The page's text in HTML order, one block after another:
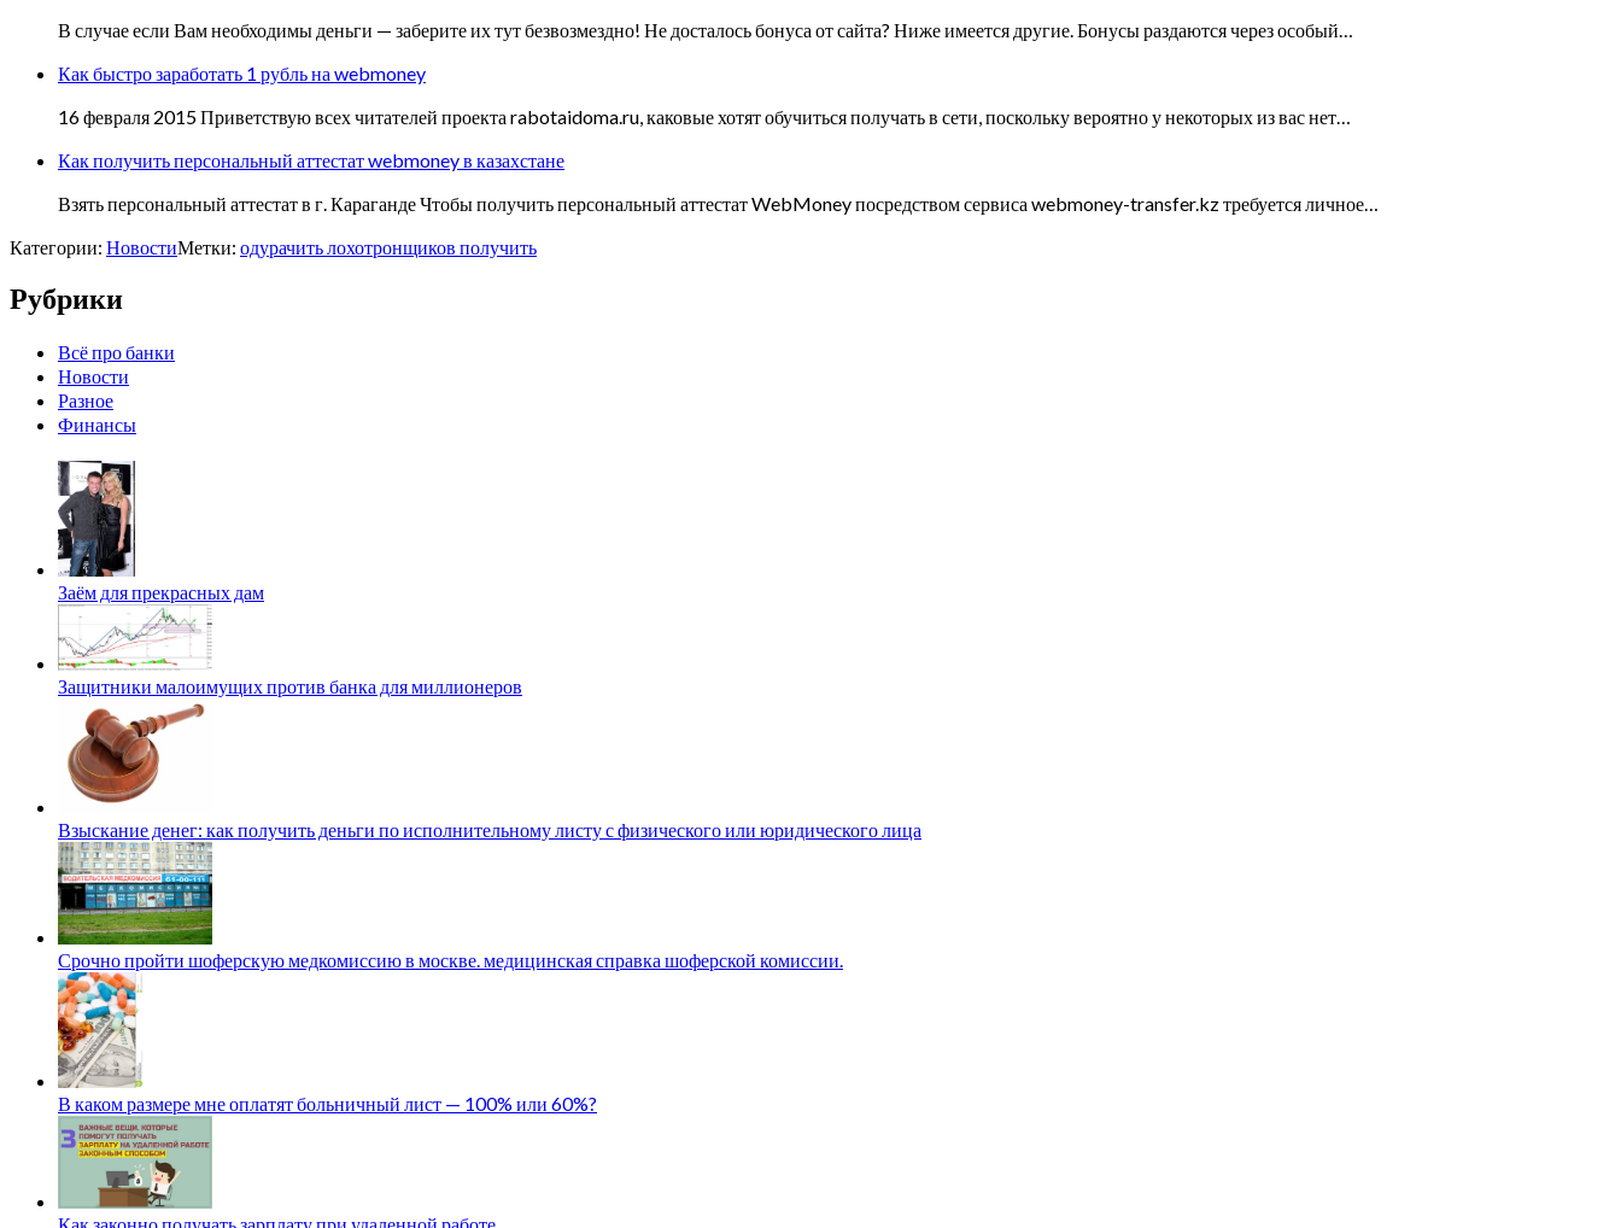
В случае если Вам необходимы деньги — заберите их тут безвозмездно! Не досталось бонуса от сайта? Ниже имеется другие. Бонусы раздаются через особый…
Как быстро заработать 1 рубль на webmoney
16 февраля 2015 Приветствую всех читателей проекта rabotaidoma.ru, каковые хотят обучиться получать в сети, поскольку вероятно у некоторых из вас нет…
Как получить персональный аттестат webmoney в казахстане
Взять персональный аттестат в г. Караганде Чтобы получить персональный аттестат WebMoney посредством сервиса webmoney-transfer.kz требуется личное…
Категории: НовостиМетки: одурачить лохотронщиков получить
Рубрики
Всё про банки
Новости
Разное
Финансы
Заём для прекрасных дам
Защитники малоимущих против банка для миллионеров
Взыскание денег: как получить деньги по исполнительному листу с физического или юридического лица
Срочно пройти шоферскую медкомиссию в москве. медицинская справка шоферской комиссии.
В каком размере мне оплатят больничный лист — 100% или 60%?